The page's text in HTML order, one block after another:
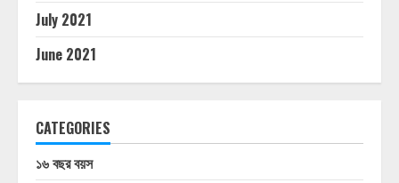
July 2021
June 2021
CATEGORIES
১৬ বছর বয়স